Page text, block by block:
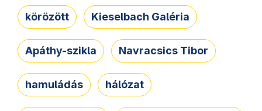
körözött Kieselbach Galéria
Apáthy-szikla Navracsics Tibor
hamuládás hálózat